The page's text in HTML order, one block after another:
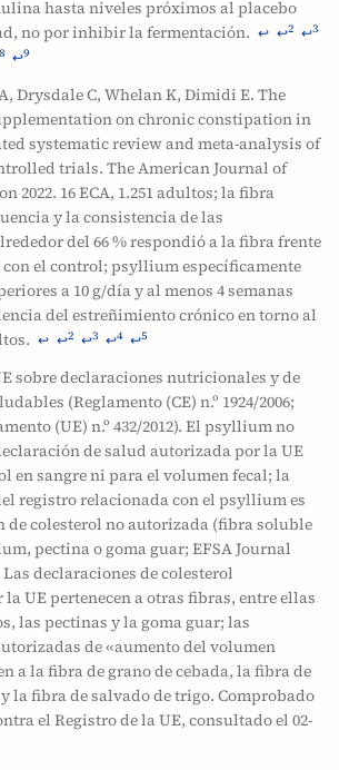
hasta niveles próximos al placebo
no por inhibir la fermentación. ↩ ↩2 ↩3
8 ↩9
Drysdale C, Whelan K, Dimidi E. The
on chronic constipation in
systematic review and meta-analysis of
trials. The American Journal of
2022. 16 ECA, 1.251 adultos; la fibra
y la consistencia de las
del 66 % respondió a la fibra frente
con el control; psyllium específicamente
a 10 g/día y al menos 4 semanas
del estreñimiento crónico en torno al
↩ ↩2 ↩3 ↩4 ↩5
sobre declaraciones nutricionales y de
(Reglamento (CE) n.º 1924/2006;
(UE) n.º 432/2012). El psyllium no
de salud autorizada por la UE
en sangre ni para el volumen fecal; la
registro relacionada con el psyllium es
de colesterol no autorizada (fibra soluble
pectina o goma guar; EFSA Journal
Las declaraciones de colesterol
UE pertenecen a otras fibras, entre ellas
las pectinas y la goma guar; las
de «aumento del volumen
a la fibra de grano de cebada, la fibra de
la fibra de salvado de trigo. Comprobado
el Registro de la UE, consultado el 02-